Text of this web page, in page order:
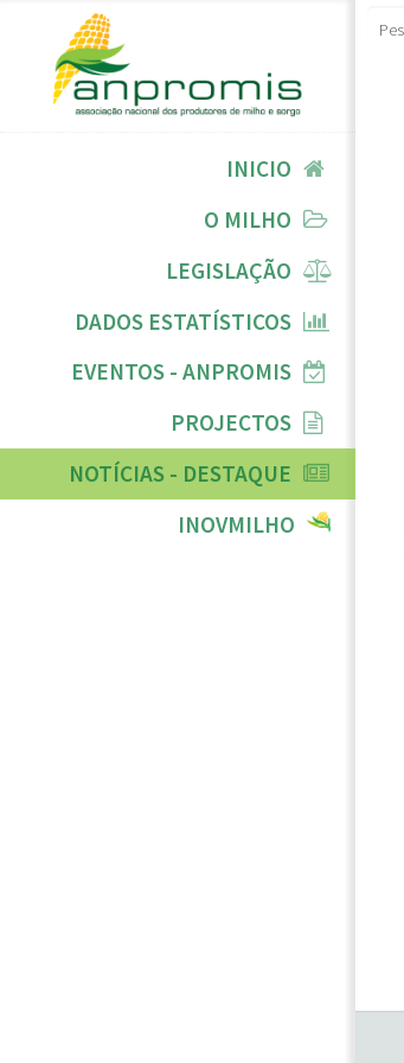
INICIO
O MILHO
LEGISLAÇÃO
DADOS ESTATÍSTICOS
EVENTOS - ANPROMIS
PROJECTOS
NOTÍCIAS - DESTAQUE
INOVMILHO